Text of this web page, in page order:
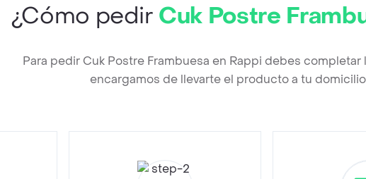
¿Cómo pedir Cuk Postre
Para pedir Cuk Postre Frambuesa en Rappi debes
encargamos de llevarte el producto a tu